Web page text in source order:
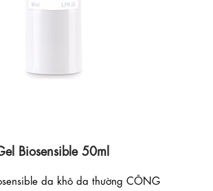
Biosensible 50ml
da khô da thường CÔNG